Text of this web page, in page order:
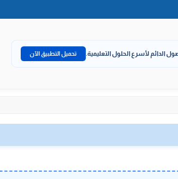
الدائم لأسرع الحلول التعليمية. تحميل التطبيق الآن